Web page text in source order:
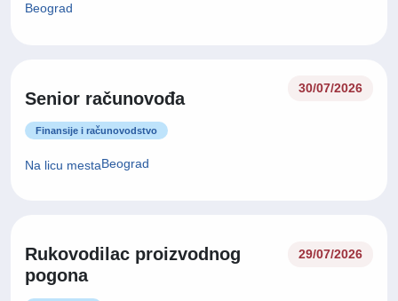
Beograd
Senior računovođa
30/07/2026
Finansije i računovodstvo
Na licu mestaBeograd
Rukovodilac proizvodnog
pogona
29/07/2026